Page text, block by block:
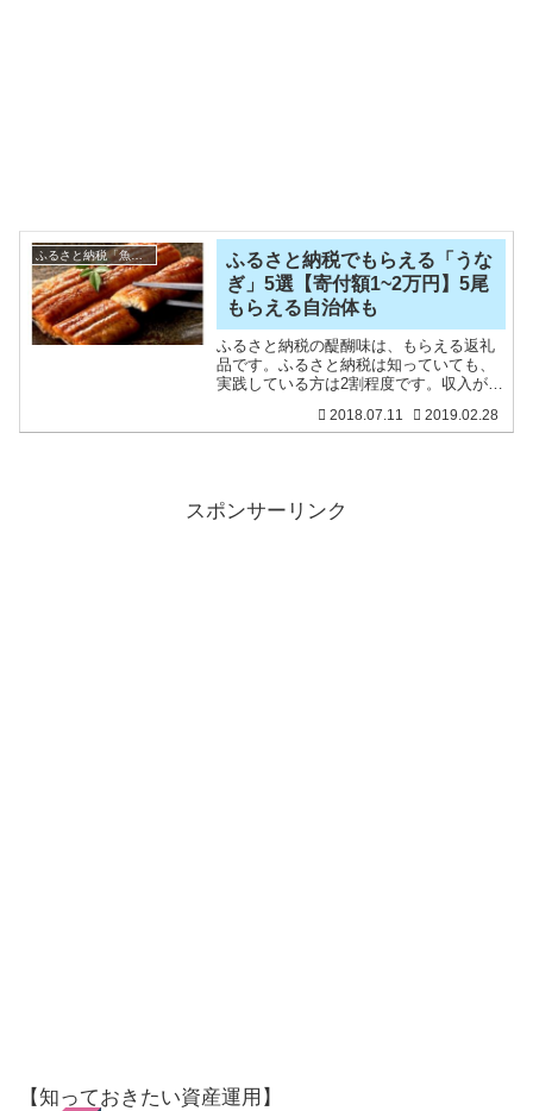
ふるさと納税「魚介類」
ふるさと納税でもらえる「うな
ぎ」5選【寄付額1~2万円】5尾
もらえる自治体も
ふるさと納税の醍醐味は、もらえる返礼
品です。ふるさと納税は知っていても、
実践している方は2割程度です。収入があ
控除されてお得に返礼品をもらうことが
2018.07.11 2019.02.28
スポンサーリンク
【知っておきたい資産運用】